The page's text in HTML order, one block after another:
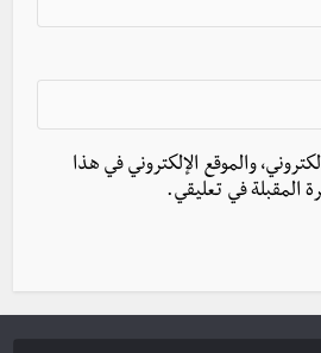
والموقع الإلكتروني في هذا
المقبلة في تعليقي.